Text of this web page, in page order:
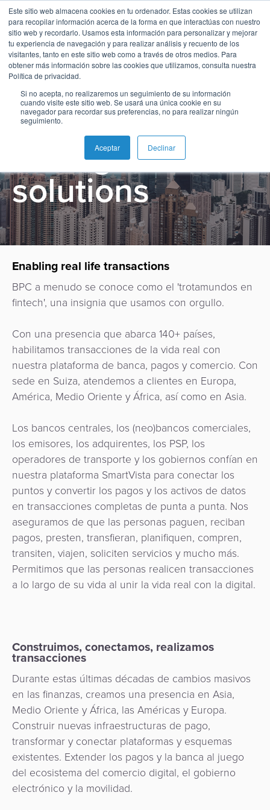
Este sitio web almacena cookies en tu ordenador. Estas cookies se utilizan
para recopilar información acerca de la forma en que interactúas con nuestro
sitio web y recordarlo. Usamos esta información para personalizar y mejorar
tu experiencia de navegación y para realizar análisis y recuento de los
visitantes, tanto en este sitio web como a través de otros medios. Para
obtener más información sobre las cookies que utilizamos, consulta nuestra
Política de privacidad.
Si no acepta, no realizaremos un seguimiento de su información
cuando visite este sitio web. Se usará una única cookie en su
navegador para recordar sus preferencias, no para realizar ningún
seguimiento.
Aceptar Declinar
English
Français
Español
Home
Administración
Tarjetas
Later
Banca
Digital
y
Super
Préstamos
API
Administración
de
Comercios
Facturación
SoftPOS
Gestión
riesgos
y
fraudes
eWallet
Fidelización
Microfinanza
Administración
de
Cajeros
Automáticos
Emisión
Pagos
inmediatos
Adquiriencia
SoftPOS
Pagos
QR
Hub
de
Facturación
Gestión
de
y
fraudes
ACS
3D
secure
Comercio
electrónico
Pago
eGobierno
Cobro
automatizado
de
tarifas
Plataforma
de
Comercio
Buy
Pay
Later
Pagos
QR
Pago
de
propinas
Carrito
de
Aplicación
de
comerciante
Cobro
automatizado
de
tarifas
Marketplace
Orquestación
de
Servicios
Emisión
Gestión
de
Comercio
electrónico
como
Servicio
de
Fraudes
como
Servicio
Switch
como
Adquisición
de
Cajeros
Automáticos
como
Servicio
Adquisición
de
Puntos
como
Servicio
de
uso
Banca
Neobanco
Proveedor
de
servicios
de
pago
Fintech
de
transporte
Gobierno
Urbana
/
Transporte
Banco
Central
Switch
Nacional
Marketplace
Informes
analistas
de
éxito
Guías
Organización
Noticias
Sobre
BPC
Ubicaciones
Contacto
Bridging Real
Life to Digital
through smart
solutions
Enabling real life transactions
BPC a menudo se conoce como el 'trotamundos en
fintech', una insignia que usamos con orgullo.
Con una presencia que abarca 140+ países,
habilitamos transacciones de la vida real con
nuestra plataforma de banca, pagos y comercio. Con
sede en Suiza, atendemos a clientes en Europa,
América, Medio Oriente y África, así como en Asia.
Los bancos centrales, los (neo)bancos comerciales,
los emisores, los adquirentes, los PSP, los
operadores de transporte y los gobiernos confían en
nuestra plataforma SmartVista para conectar los
puntos y convertir los pagos y los activos de datos
en transacciones completas de punta a punta. Nos
aseguramos de que las personas paguen, reciban
pagos, presten, transfieran, planifiquen, compren,
transiten, viajen, soliciten servicios y mucho más.
Permitimos que las personas realicen transacciones
a lo largo de su vida al unir la vida real con la digital.
Construimos, conectamos, realizamos
transacciones
Durante estas últimas décadas de cambios masivos
en las finanzas, creamos una presencia en Asia,
Medio Oriente y África, las Américas y Europa.
Construir nuevas infraestructuras de pago,
transformar y conectar plataformas y esquemas
existentes. Extender los pagos y la banca al juego
del ecosistema del comercio digital, el gobierno
electrónico y la movilidad.